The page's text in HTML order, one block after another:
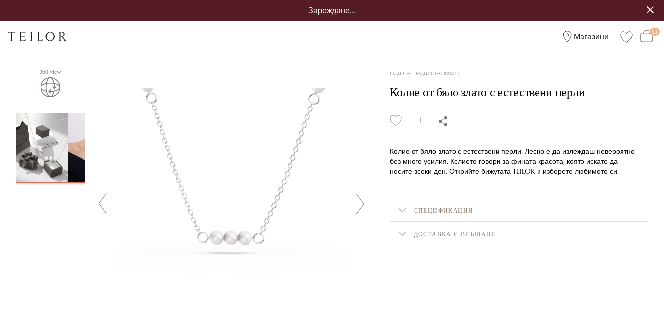
Зареждане...
Магазини
360 view КОД НА ПРОДУКТА: 188577
Колие от бяло злато с естествени перли
Колие от бяло злато с естествени перли. Лесно е да излеждаш невероятно
без много усилия. Колието говори за фината красота, която искате да
носите всеки ден. Открийте бижутата TEILOR и изберете любимото си.
СПЕЦИФИКАЦИЯ
ДОСТАВКА И ВРЪЩАНЕ